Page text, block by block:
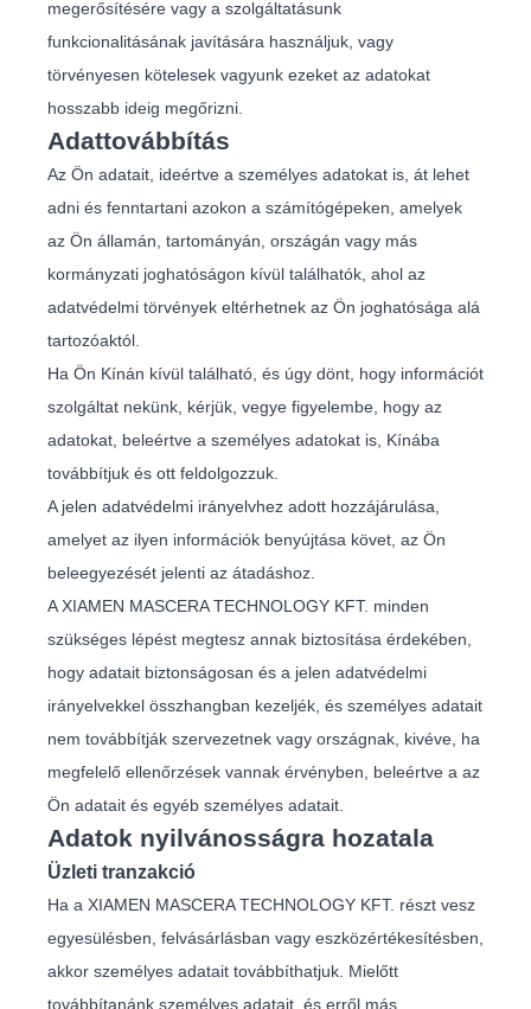
megerősítésére vagy a szolgáltatásunk
funkcionalitásának javítására használjuk, vagy
törvényesen kötelesek vagyunk ezeket az adatokat
hosszabb ideig megőrizni.
Adattovábbítás
Az Ön adatait, ideértve a személyes adatokat is, át lehet
adni és fenntartani azokon a számítógépeken, amelyek
az Ön államán, tartományán, országán vagy más
kormányzati joghatóságon kívül találhatók, ahol az
adatvédelmi törvények eltérhetnek az Ön joghatósága alá
tartozóaktól.
Ha Ön Kínán kívül található, és úgy dönt, hogy információt
szolgáltat nekünk, kérjük, vegye figyelembe, hogy az
adatokat, beleértve a személyes adatokat is, Kínába
továbbítjuk és ott feldolgozzuk.
A jelen adatvédelmi irányelvhez adott hozzájárulása,
amelyet az ilyen információk benyújtása követ, az Ön
beleegyezését jelenti az átadáshoz.
A XIAMEN MASCERA TECHNOLOGY KFT. minden
szükséges lépést megtesz annak biztosítása érdekében,
hogy adatait biztonságosan és a jelen adatvédelmi
irányelvekkel összhangban kezeljék, és személyes adatait
nem továbbítják szervezetnek vagy országnak, kivéve, ha
megfelelő ellenőrzések vannak érvényben, beleértve a az
Ön adatait és egyéb személyes adatait.
Adatok nyilvánosságra hozatala
Üzleti tranzakció
Ha a XIAMEN MASCERA TECHNOLOGY KFT. részt vesz
egyesülésben, felvásárlásban vagy eszközértékesítésben,
akkor személyes adatait továbbíthatjuk. Mielőtt
továbbítanánk személyes adatait, és erről más